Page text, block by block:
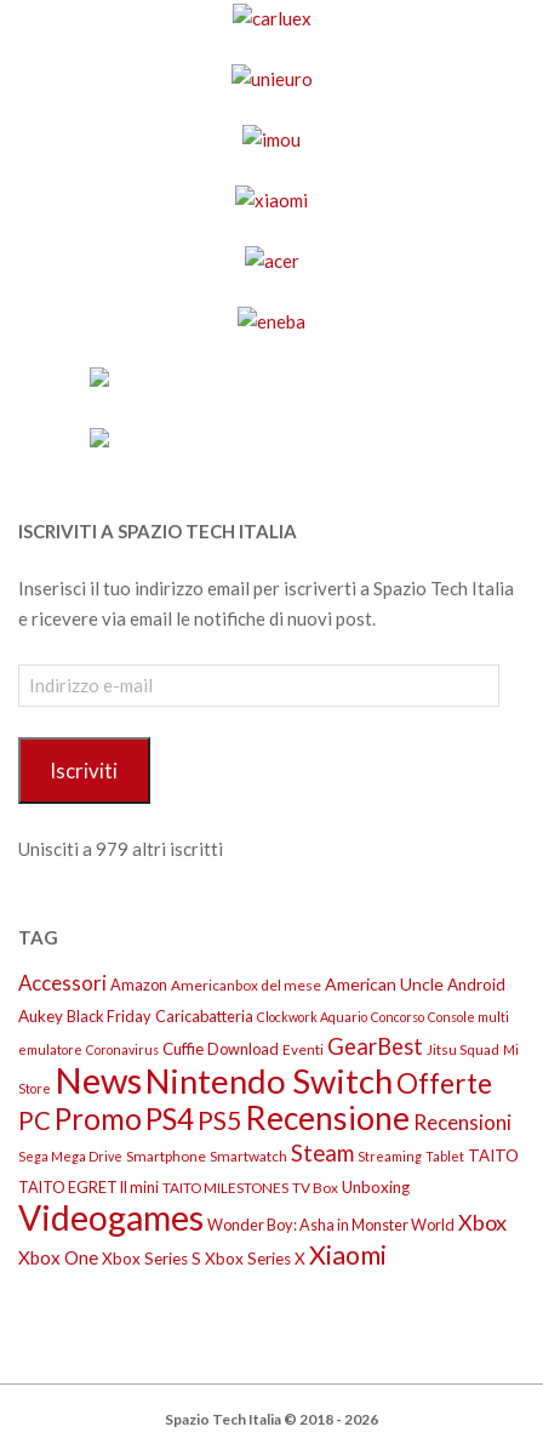
ISCRIVITI A SPAZIO TECH ITALIA
Inserisci il tuo indirizzo email per iscriverti a Spazio Tech Italia
e ricevere via email le notifiche di nuovi post.
Indirizzo
e-
Iscriviti
Unisciti a 979 altri iscritti
TAG
AccessoriAmazon Americanbox del mese American UncleAndroid
AukeyBlack FridayCaricabatteria Clockwork Aquario Concorso Console multi
emulatore Coronavirus CuffieDownload Eventi GearBest Jitsu Squad Mi
Store NewsNintendo SwitchOfferte
PC Promo PS4PS5 Recensione Recensioni
Sega Mega Drive Smartphone Smartwatch Steam Streaming Tablet TAITO
TAITO EGRET II mini TAITO MILESTONES TV Box Unboxing
Videogames Wonder Boy: Asha in Monster World Xbox
Xbox OneXbox Series S Xbox Series XXiaomi
Spazio Tech Italia © 2018 - 2026